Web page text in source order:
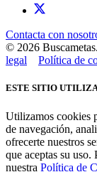
Contacta con
© 2026
legal
Política de
ESTE SITIO
Utilizamos cookies
de navegación,
ofrecerte nuestros
que aceptas su
nuestra Política de